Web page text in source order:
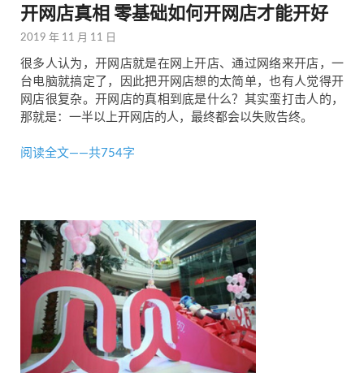
开网店真相 零基础如何开网店才能开好
2019 年 11 月 11 日
很多人认为，开网店就是在网上开店、通过网络来开店，一
台电脑就搞定了，因此把开网店想的太简单，也有人觉得开
网店很复杂。开网店的真相到底是什么？其实蛮打击人的，
那就是：一半以上开网店的人，最终都会以失败告终。
阅读全文——共754字